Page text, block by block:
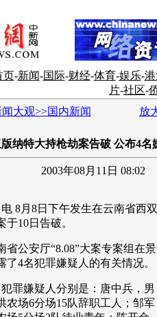
页-新闻-国际-财经-体育-娱乐-
片-社区-
闻大观>>国内新闻 放
纳特大持枪劫案告破 公布4名
2003年08月11日 08:02
月8日下午发生在云南省西
10日告破。
公安厅“8.08”大案专案组在
了4名犯罪嫌疑人的有关情况。
嫌疑人分别是：唐中兵，男
农场6分场15队辞职工人；邹